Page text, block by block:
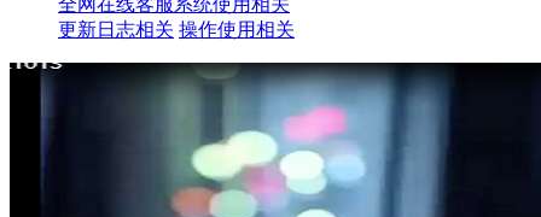
全网在线客服系统使用相关
更新日志相关 操作使用相关